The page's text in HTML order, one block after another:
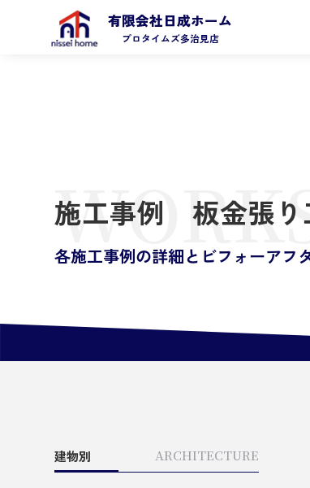
有限会社日成ホーム
プロタイムズ多治見店
施工事例 板金張り
各施工事例の詳細とビフォーアフ
建物別 ARCHITECTURE